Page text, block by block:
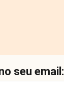
seu email: